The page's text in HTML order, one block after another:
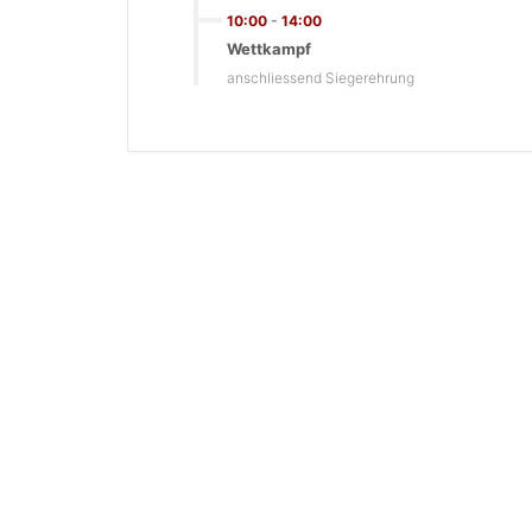
10:00 - 14:00
Wettkampf
anschliessend Siegerehrung